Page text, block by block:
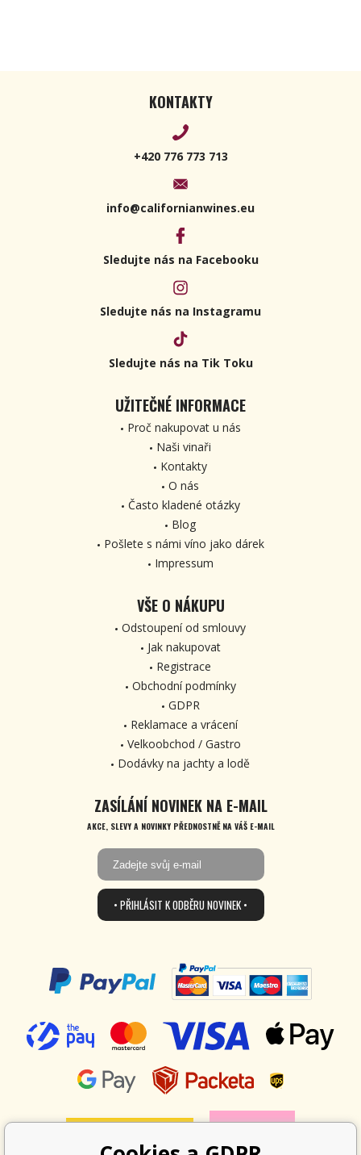
KONTAKTY
+420 776 773 713
info@californianwines.eu
Sledujte nás na Facebooku
Sledujte nás na Instagramu
Sledujte nás na Tik Toku
UŽITEČNÉ INFORMACE
Proč nakupovat u nás
Naši vinaři
Kontakty
O nás
Často kladené otázky
Blog
Pošlete s námi víno jako dárek
Impressum
VŠE O NÁKUPU
Odstoupení od smlouvy
Jak nakupovat
Registrace
Obchodní podmínky
GDPR
Reklamace a vrácení
Velkoobchod / Gastro
Dodávky na jachty a lodě
ZASÍLÁNÍ NOVINEK NA E-MAIL
AKCE, SLEVY A NOVINKY PŘEDNOSTNĚ NA VÁŠ E-MAIL
• PŘIHLÁSIT K ODBĚRU NOVINEK •